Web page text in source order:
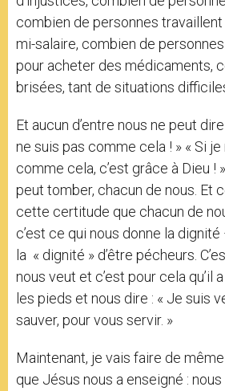
combien de personnes
mi-salaire, combien de personnes
pour acheter des médicaments,
brisées, tant de situations
Et aucun d’entre nous ne peut
ne suis pas comme cela ! » « Si je
comme cela, c’est grâce à Dieu !
peut tomber, chacun de nous. Et
cette certitude que chacun de
c’est ce qui nous donne la
la « dignité » d’être pécheurs.
nous veut et c’est pour cela qu’il
les pieds et nous dire : « Je suis
sauver, pour vous servir. »
Maintenant, je vais faire de
que Jésus nous a enseigné :